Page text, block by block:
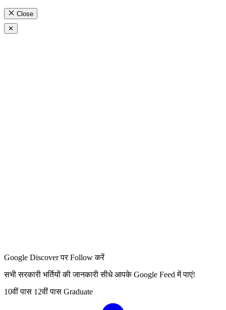
Close
✕
Google Discover पर Follow करें
सभी सरकारी भर्तियों की जानकारी सीधे आपके Google Feed में पाएं!
10वीं पास 12वीं पास Graduate